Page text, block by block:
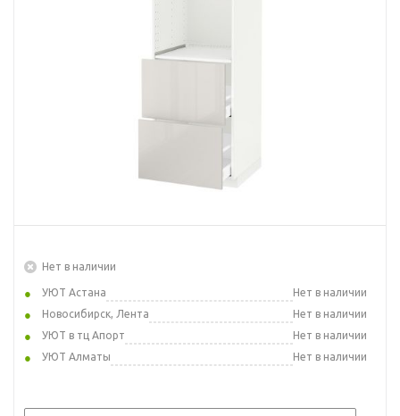
Нет в наличии
УЮТ Астана
Нет в наличии
Новосибирск, Лента
Нет в наличии
УЮТ в тц Апорт
Нет в наличии
УЮТ Алматы
Нет в наличии